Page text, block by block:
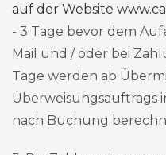
auf der Website
- 3 Tage bevor dem
Mail und / oder bei
Tage werden ab
Überweisungsauftrags
nach Buchung